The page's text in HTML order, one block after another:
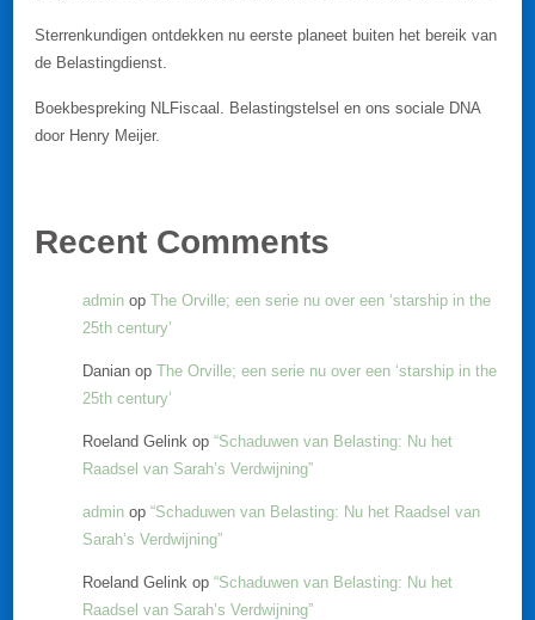
Sterrenkundigen ontdekken nu eerste planeet buiten het bereik van
de Belastingdienst.
Boekbespreking NLFiscaal. Belastingstelsel en ons sociale DNA
door Henry Meijer.
Recent Comments
admin op The Orville; een serie nu over een ‘starship in the
25th century’
Danian op The Orville; een serie nu over een ‘starship in the
25th century’
Roeland Gelink op “Schaduwen van Belasting: Nu het
Raadsel van Sarah’s Verdwijning”
admin op “Schaduwen van Belasting: Nu het Raadsel van
Sarah’s Verdwijning”
Roeland Gelink op “Schaduwen van Belasting: Nu het
Raadsel van Sarah’s Verdwijning”